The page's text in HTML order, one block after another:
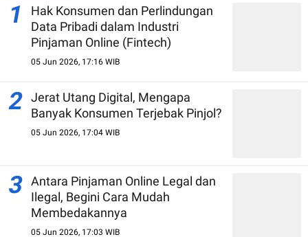
1
Hak Konsumen dan Perlindungan
Data Pribadi dalam Industri
Pinjaman Online (Fintech)
05 Jun 2026, 17:16 WIB
2 Jerat Utang Digital, Mengapa
Banyak Konsumen Terjebak Pinjol?
05 Jun 2026, 17:04 WIB
3 Antara Pinjaman Online Legal dan
Ilegal, Begini Cara Mudah
Membedakannya
05 Jun 2026, 17:03 WIB